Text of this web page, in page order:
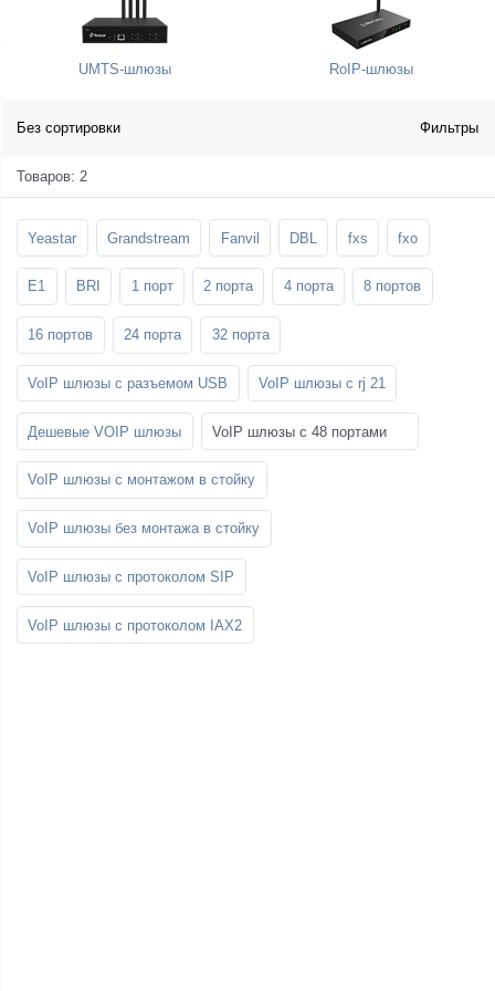
UMTS-шлюзы RoIP-шлюзы
Без сортировки Фильтры
Товаров: 2
Yeastar Grandstream Fanvil DBL fxs fxo
E1 BRI 1 порт 2 порта 4 порта 8 портов
16 портов 24 порта 32 порта
VoIP шлюзы с разъемом USB VoIP шлюзы с rj 21
Дешевые VOIP шлюзы VoIP шлюзы с 48 портами
VoIP шлюзы с монтажом в стойку
VoIP шлюзы без монтажа в стойку
VoIP шлюзы с протоколом SIP
VoIP шлюзы с протоколом IAX2
Стойки и крепления для панелей и
телевизоров
Шахтные телефоны
SFP-модули
3G/4G LTE и ADSL модемы
Мобильные телефоны